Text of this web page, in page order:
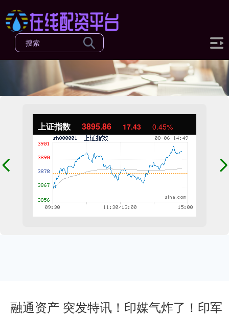
上证指数 3895.86 17.43 0.45%
融通资产 突发特讯！印媒气炸了！印军